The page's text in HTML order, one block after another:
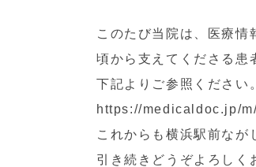
このたび当院は、医療
頃から支えてくださる患
下記よりご参照ください。
https://medicaldoc.jp/
これからも横浜駅前なが
引き続きどうぞよろしく